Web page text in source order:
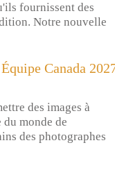
fournissent des
Notre nouvelle
Canada
des images à
du monde de
des photographes